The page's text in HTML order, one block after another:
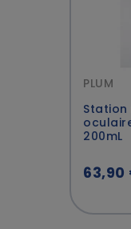
PLUM
200mL
63,90